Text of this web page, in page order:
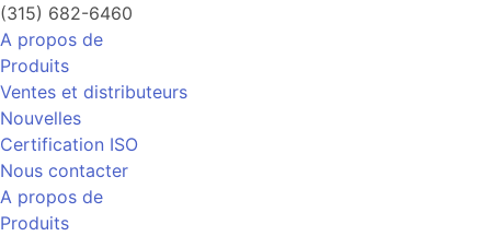
(315) 682-6460
A propos de
Produits
Ventes et distributeurs
Nouvelles
Certification ISO
Nous contacter
A propos de
Produits